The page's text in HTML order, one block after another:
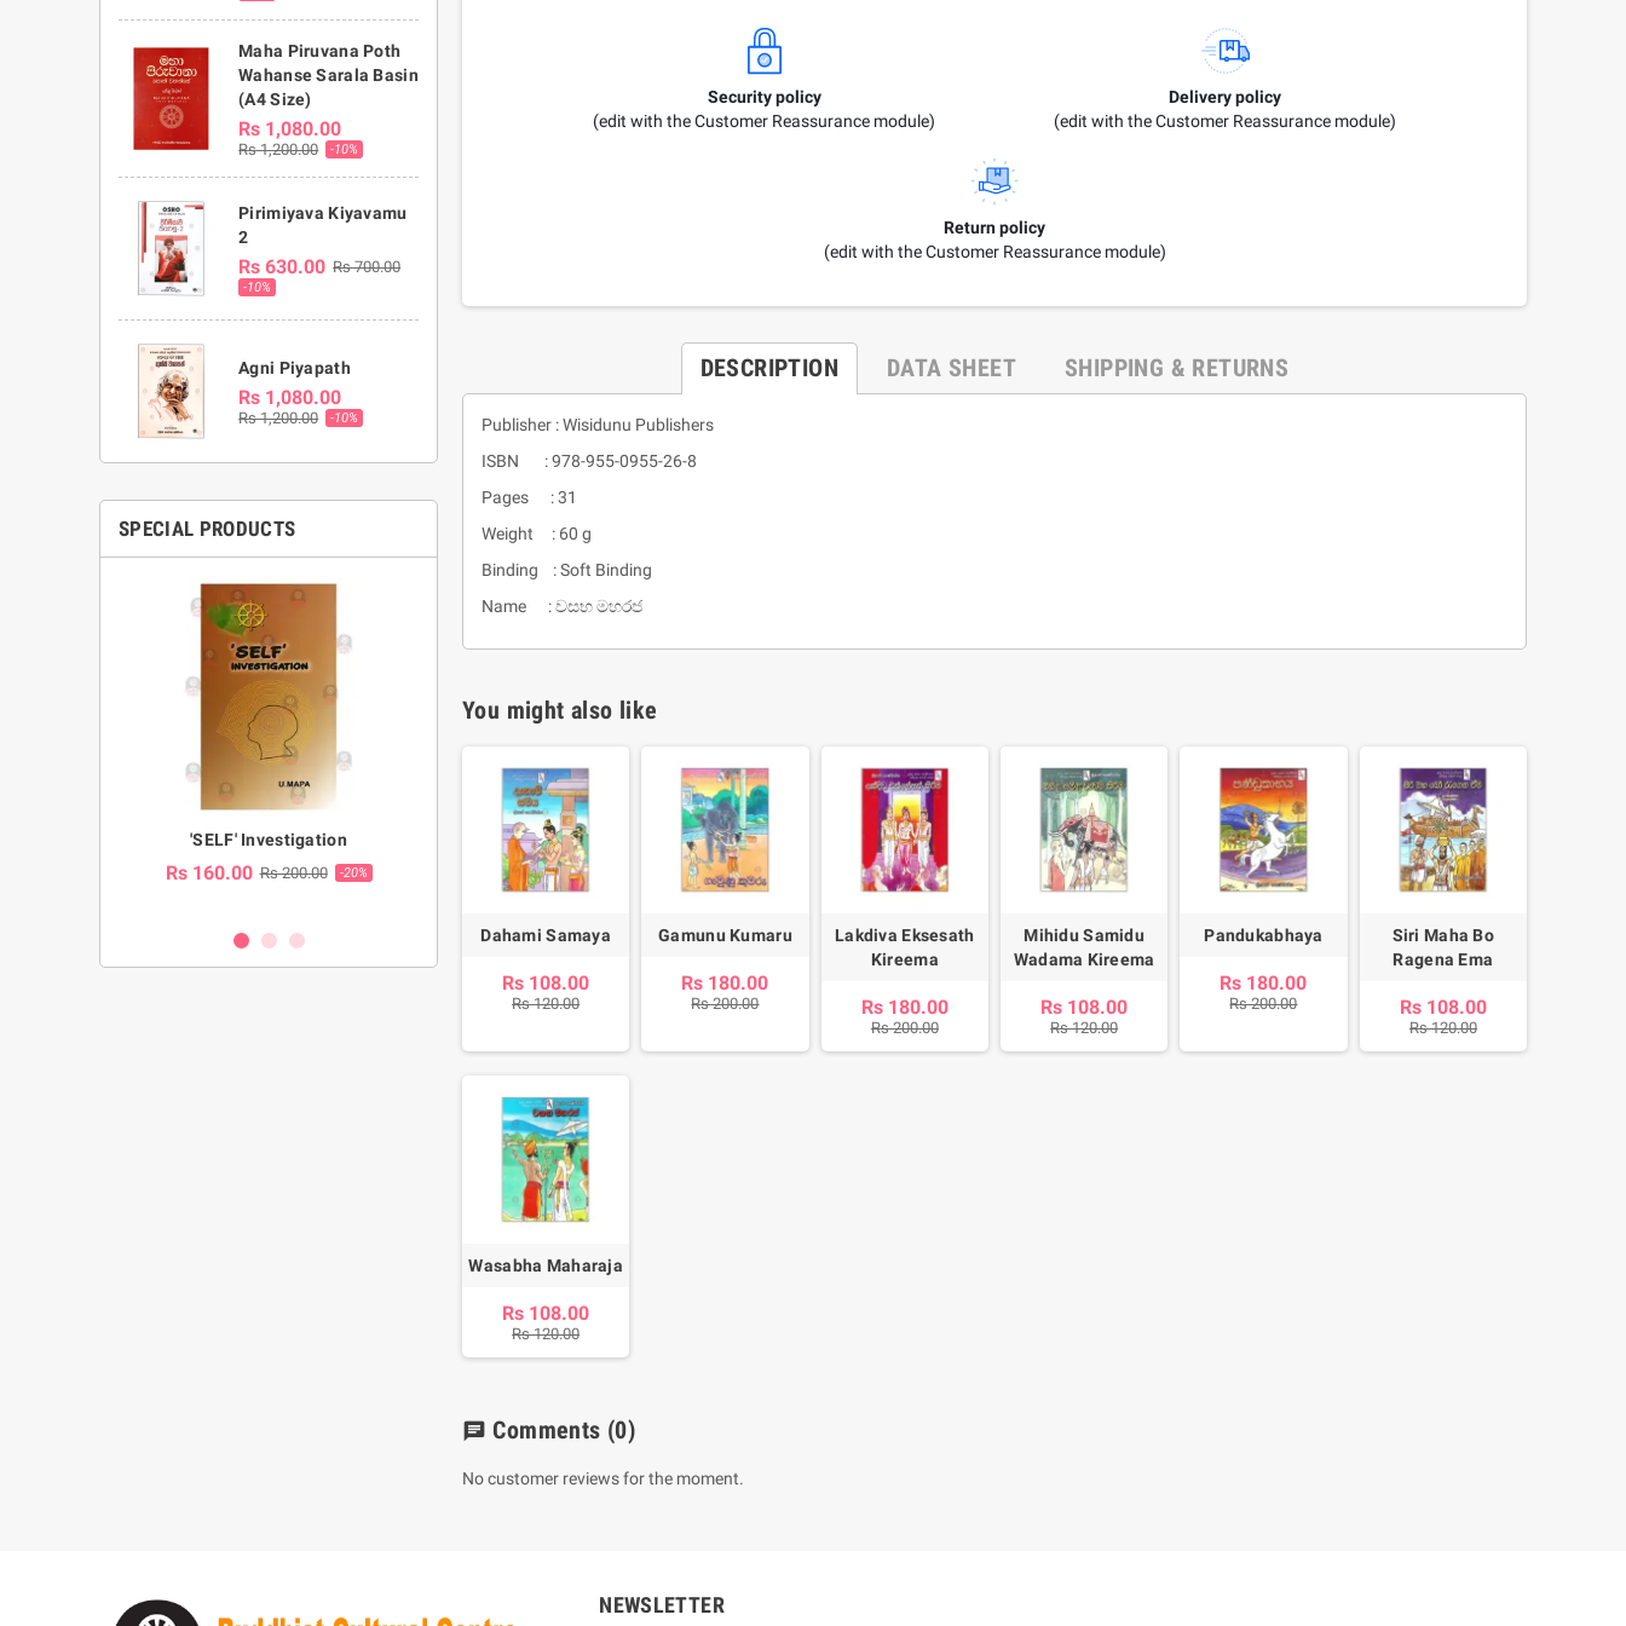
Maha Piruvana Poth
Wahanse Sarala Basin
(A4 Size)
Rs 1,080.00
Rs 1,200.00 -10%
Pirimiyava Kiyavamu
2
Rs 630.00 Rs 700.00
-10%
Agni Piyapath
Rs 1,080.00
Rs 1,200.00 -10%
SPECIAL PRODUCTS
'SELF' Investigation
Rs 160.00 Rs 200.00 -20%
(Sinhala Therum Sahitha) Piruvana
Poth Wahanse
Rs 2,250.00 Rs 2,500.00
1 Shreniya Atha Huruwa
Rs 690.00 -10%
'SELF' Investigation
Rs 160.00 Rs 200.00 -20%
Security policy
(edit with the Customer Reassurance module)
Delivery policy
(edit with the Customer Reassurance module)
Return policy
(edit with the Customer Reassurance module)
DESCRIPTION DATA SHEET SHIPPING & RETURNS
Publisher : Wisidunu Publishers
ISBN : 978-955-0955-26-8
Pages : 31
Weight : 60 g
Binding : Soft Binding
Name : වසභ මහරජ
You might also like
Dahami Samaya
Rs 108.00
Rs 120.00
Gamunu Kumaru
Rs 180.00
Rs 200.00
Lakdiva Eksesath
Kireema
Rs 180.00
Rs 200.00
Mihidu Samidu
Wadama Kireema
Rs 108.00
Rs 120.00
Pandukabhaya
Rs 180.00
Rs 200.00
Siri Maha Bo
Ragena Ema
Rs 108.00
Rs 120.00
Wasabha Maharaja
Rs 108.00
Rs 120.00
chat Comments (0)
No customer reviews for the moment.
NEWSLETTER